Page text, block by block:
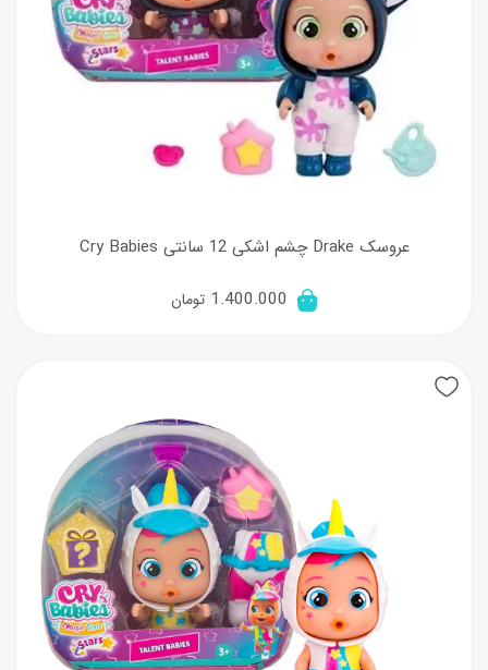
عروسک Drake چشم اشکی 12 سانتی Cry Babies
1.400.000 تومان